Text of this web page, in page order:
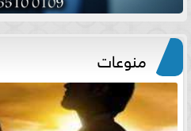
منوعات